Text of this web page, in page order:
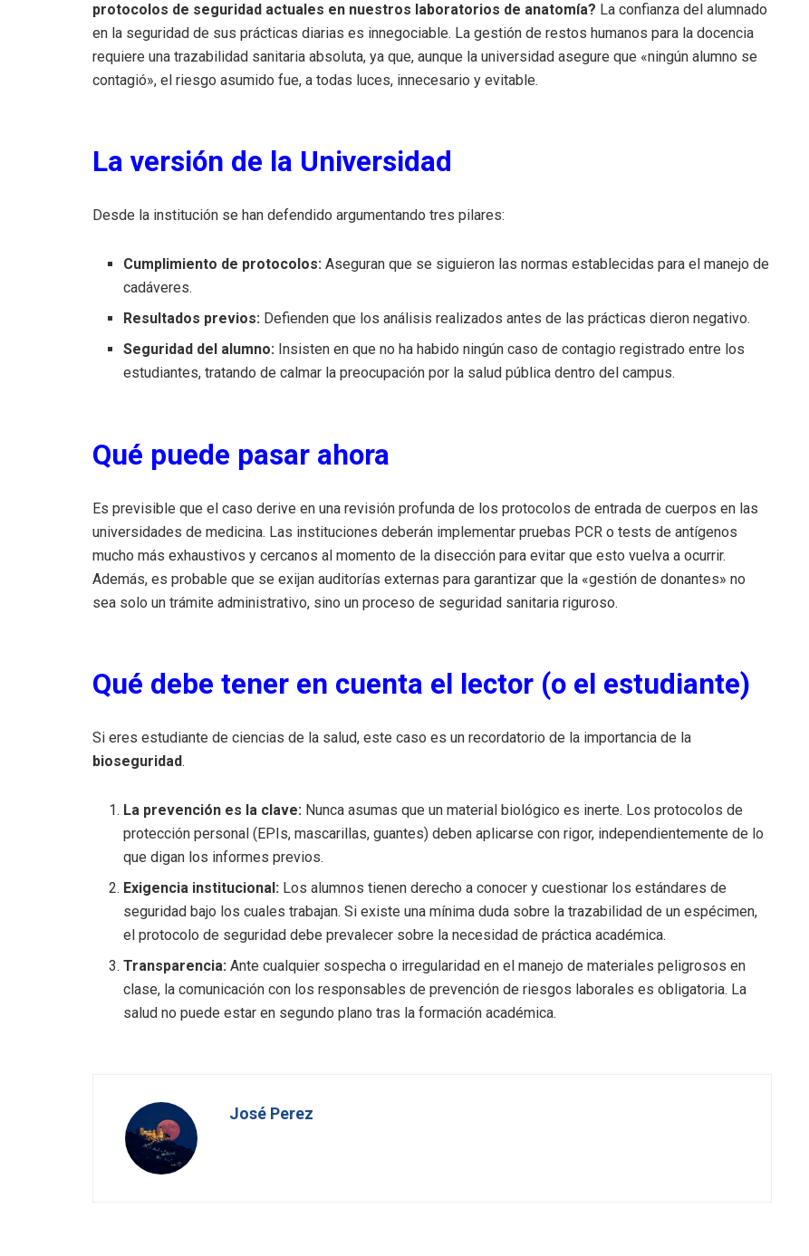
protocolos de seguridad actuales en nuestros laboratorios de anatomía? La confianza del alumnado
en la seguridad de sus prácticas diarias es innegociable. La gestión de restos humanos para la docencia
requiere una trazabilidad sanitaria absoluta, ya que, aunque la universidad asegure que «ningún alumno se
contagió», el riesgo asumido fue, a todas luces, innecesario y evitable.
La versión de la Universidad
Desde la institución se han defendido argumentando tres pilares:
Cumplimiento de protocolos: Aseguran que se siguieron las normas establecidas para el manejo de
cadáveres.
Resultados previos: Defienden que los análisis realizados antes de las prácticas dieron negativo.
Seguridad del alumno: Insisten en que no ha habido ningún caso de contagio registrado entre los
estudiantes, tratando de calmar la preocupación por la salud pública dentro del campus.
Qué puede pasar ahora
Es previsible que el caso derive en una revisión profunda de los protocolos de entrada de cuerpos en las
universidades de medicina. Las instituciones deberán implementar pruebas PCR o tests de antígenos
mucho más exhaustivos y cercanos al momento de la disección para evitar que esto vuelva a ocurrir.
Además, es probable que se exijan auditorías externas para garantizar que la «gestión de donantes» no
sea solo un trámite administrativo, sino un proceso de seguridad sanitaria riguroso.
Qué debe tener en cuenta el lector (o el estudiante)
Si eres estudiante de ciencias de la salud, este caso es un recordatorio de la importancia de la
bioseguridad.
La prevención es la clave: Nunca asumas que un material biológico es inerte. Los protocolos de
protección personal (EPIs, mascarillas, guantes) deben aplicarse con rigor, independientemente de lo
que digan los informes previos.
Exigencia institucional: Los alumnos tienen derecho a conocer y cuestionar los estándares de
seguridad bajo los cuales trabajan. Si existe una mínima duda sobre la trazabilidad de un espécimen,
el protocolo de seguridad debe prevalecer sobre la necesidad de práctica académica.
Transparencia: Ante cualquier sospecha o irregularidad en el manejo de materiales peligrosos en
clase, la comunicación con los responsables de prevención de riesgos laborales es obligatoria. La
salud no puede estar en segundo plano tras la formación académica.
José Perez